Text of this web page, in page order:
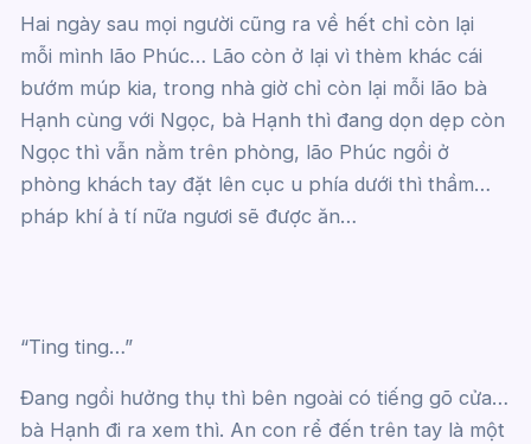
Hai ngày sau mọi người cũng ra về hết chỉ còn lại
mỗi mình lão Phúc… Lão còn ở lại vì thèm khác cái
bướm múp kia, trong nhà giờ chỉ còn lại mỗi lão bà
Hạnh cùng với Ngọc, bà Hạnh thì đang dọn dẹp còn
Ngọc thì vẫn nằm trên phòng, lão Phúc ngồi ở
phòng khách tay đặt lên cục u phía dưới thì thầm…
pháp khí ả tí nữa ngươi sẽ được ăn…
“Ting ting…”
Đang ngồi hưởng thụ thì bên ngoài có tiếng gõ cửa…
bà Hạnh đi ra xem thì. An con rể đến trên tay là một